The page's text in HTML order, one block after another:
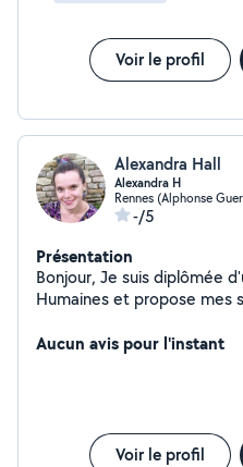
Voir le profil
Alexandra Hall
Alexandra H
Rennes (Alphonse
-/5
Présentation
Bonjour, Je suis diplômée d'un master de Sciences
Humaines et propose mes
de la garde d'animaux.
Aucun avis pour l'instant
Voir le profil